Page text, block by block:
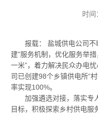
时
报载： 盐城供电公司不
建”服务机制，优化服务举
一米”，着力解决民众办电
司已创建98个乡镇供电所“
率实现100%。
加强遴选对接，落实专
目标，积极探索乡村供电服